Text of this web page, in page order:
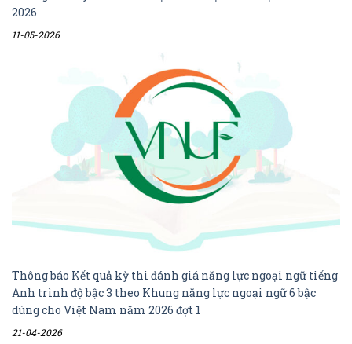
2026
11-05-2026
Thông báo Kết quả kỳ thi đánh giá năng lực ngoại ngữ tiếng
Anh trình độ bậc 3 theo Khung năng lực ngoại ngữ 6 bậc
dùng cho Việt Nam năm 2026 đợt 1
21-04-2026